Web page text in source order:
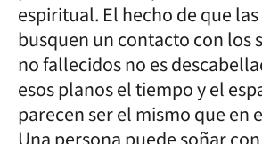
espiritual. El hecho de que
busquen un contacto con los
no fallecidos no es
esos planos el tiempo y el
parecen ser el mismo que en